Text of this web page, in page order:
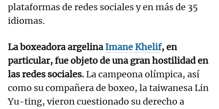
plataformas de redes sociales y en más de 35
idiomas.
La boxeadora argelinaImane Khelif, en
particular, fue objeto de una gran hostilidad en
las redes sociales.La campeona olímpica, así
como su compañera de boxeo, la taiwanesa Lin
Yu-ting, vieron cuestionado su derecho a